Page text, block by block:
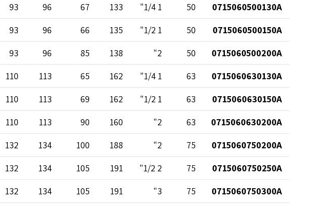
0715060500130A
50
1 1/4"
133
67
96
93
0715060500150A
50
1 1/2"
135
66
96
93
0715060500200A
50
2"
138
85
96
93
0715060630130A
63
1 1/4"
162
65
113
110
0715060630150A
63
1 1/2"
162
69
113
110
0715060630200A
63
2"
160
90
113
110
0715060750200A
75
2"
188
100
134
132
0715060750250A
75
2 1/2"
191
105
134
132
0715060750300A
75
3"
191
105
134
132